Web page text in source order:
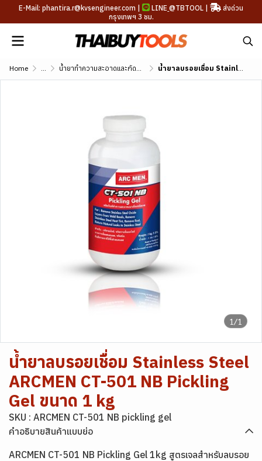
E-Mail: phantira.r@kvsengineer.com | LINE @TBTOOL |
ส่งด่วน
กรุงเทพฯ 3 ชม.
Home ... น้ำยาทำความสะอาดและกัดสนิม น้ำยาลบรอยเชื่อม Stainless Steel ARCMEN CT-501 NB Pickling Gel ขนาด 1 kg
1/1
น้ำยาลบรอยเชื่อม Stainless Steel
ARCMEN CT-501 NB Pickling
Gel ขนาด 1 kg
SKU : ARCMEN CT-501 NB pickling gel
คำอธิบายสินค้าแบบย่อ
ARCMEN CT-501 NB Pickling Gel 1kg สูตรเจลสำหรับลบรอย